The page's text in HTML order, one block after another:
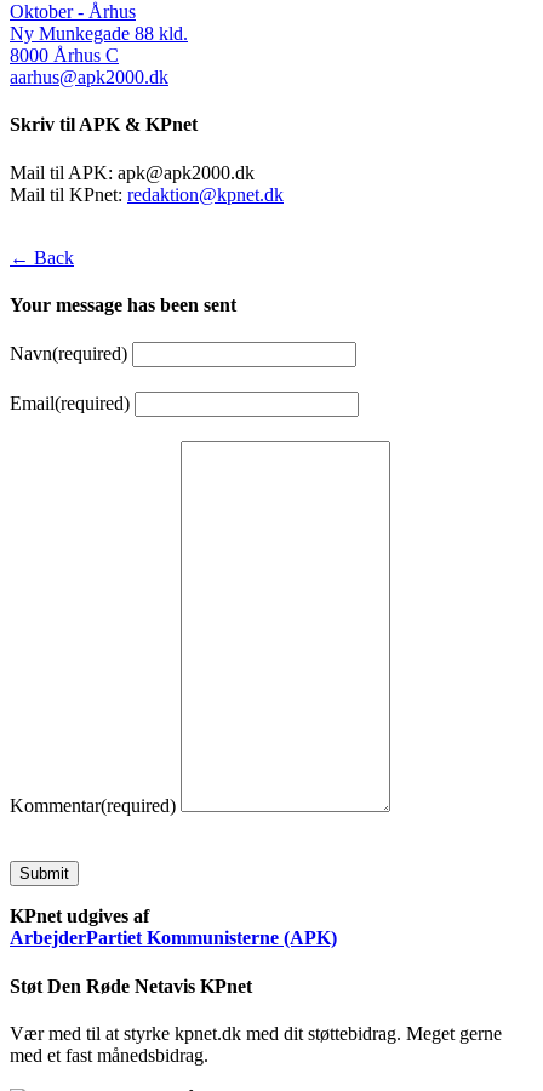
Oktober - Århus
Ny Munkegade 88 kld.
8000 Århus C
aarhus@apk2000.dk
Skriv til APK & KPnet
Mail til APK: apk@apk2000.dk
Mail til KPnet: redaktion@kpnet.dk
← Back
Your message has been sent
Navn(required)
Email(required)
Kommentar(required)
Submit
KPnet udgives af
ArbejderPartiet Kommunisterne (APK)
Støt Den Røde Netavis KPnet
Vær med til at styrke kpnet.dk med dit støttebidrag. Meget gerne
med et fast månedsbidrag.